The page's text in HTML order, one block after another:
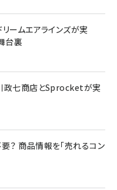
ームエアラインズが実
台裏
政七商店とSprocketが実
？ 商品情報を「売れるコン